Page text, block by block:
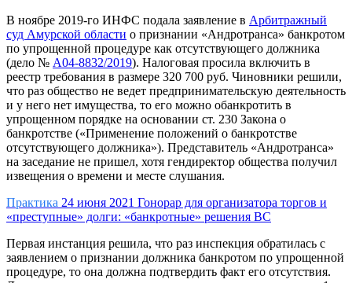
В ноябре 2019-го ИНФС подала заявление в Арбитражный
суд Амурской области о признании «Андротранса» банкротом
по упрощенной процедуре как отсутствующего должника
(дело № А04-8832/2019). Налоговая просила включить в
реестр требования в размере 320 700 руб. Чиновники решили,
что раз общество не ведет предпринимательскую деятельность
и у него нет имущества, то его можно обанкротить в
упрощенном порядке на основании ст. 230 Закона о
банкротстве («Применение положений о банкротстве
отсутствующего должника»). Представитель «Андротранса»
на заседание не пришел, хотя гендиректор общества получил
извещения о времени и месте слушания.
Практика 24 июня 2021 Гонорар для организатора торгов и
«преступные» долги: «банкротные» решения ВС
Первая инстанция решила, что раз инспекция обратилась с
заявлением о признании должника банкротом по упрощенной
процедуре, то она должна подтвердить факт его отсутствия.